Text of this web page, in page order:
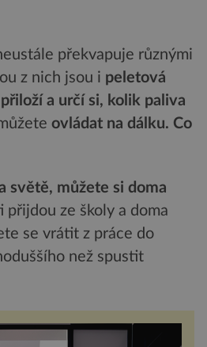
překvapuje různými
z nich jsou i peletová
a určí si, kolik paliva
ovládat na dálku. Co
světě, můžete si doma
přijdou ze školy a doma
se vrátit z práce do
než spustit